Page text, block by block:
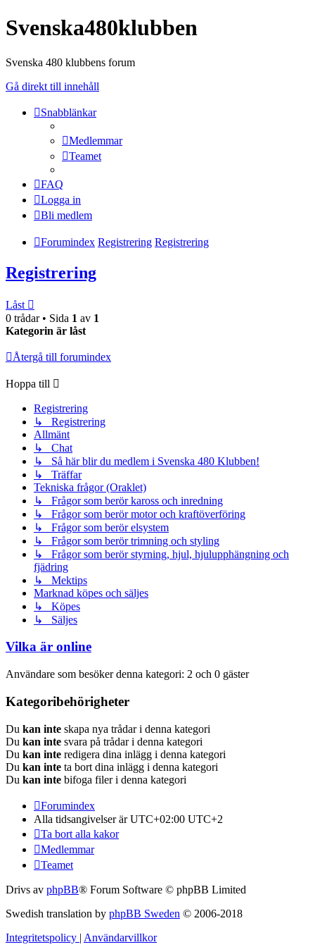
Svenska480klubben
Svenska 480 klubbens forum
Gå direkt till innehåll
Snabblänkar
Medlemmar
Teamet
FAQ
Logga in
Bli medlem
Forumindex Registrering Registrering
Registrering
Låst
0 trådar • Sida 1 av 1
Kategorin är låst
Återgå till forumindex
Hoppa till
Registrering
↳ Registrering
Allmänt
↳ Chat
↳ Så här blir du medlem i Svenska 480 Klubben!
↳ Träffar
Tekniska frågor (Oraklet)
↳ Frågor som berör kaross och inredning
↳ Frågor som berör motor och kraftöverföring
↳ Frågor som berör elsystem
↳ Frågor som berör trimning och styling
↳ Frågor som berör styrning, hjul, hjulupphängning och
fjädring
↳ Mektips
Marknad köpes och säljes
↳ Köpes
↳ Säljes
Vilka är online
Användare som besöker denna kategori: 2 och 0 gäster
Kategoribehörigheter
Du kan inte skapa nya trådar i denna kategori
Du kan inte svara på trådar i denna kategori
Du kan inte redigera dina inlägg i denna kategori
Du kan inte ta bort dina inlägg i denna kategori
Du kan inte bifoga filer i denna kategori
Forumindex
Alla tidsangivelser är UTC+02:00 UTC+2
Ta bort alla kakor
Medlemmar
Teamet
Drivs av phpBB® Forum Software © phpBB Limited
Swedish translation by phpBB Sweden © 2006-2018
Integritetspolicy | Användarvillkor